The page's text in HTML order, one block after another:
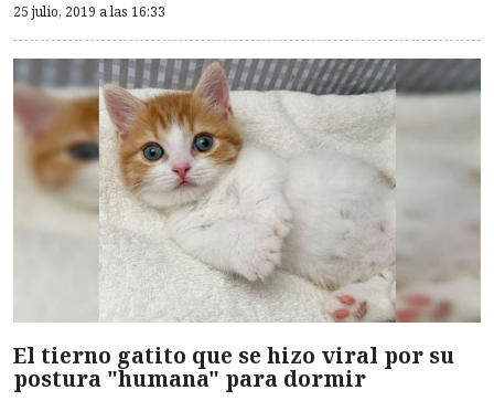
25 julio, 2019 a las 16:33
El tierno gatito que se hizo viral por su
postura "humana" para dormir